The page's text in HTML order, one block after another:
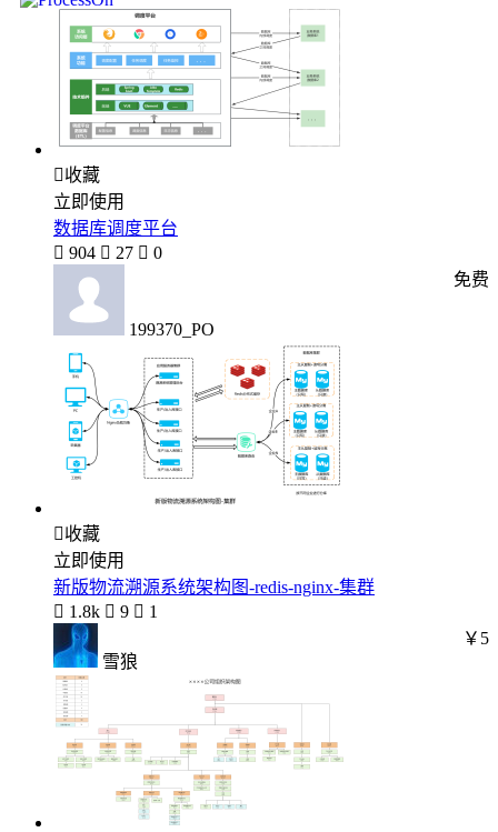
收藏
立即使用
数据库调度平台
 904  27  0
199370_PO
免费
收藏
立即使用
新版物流溯源系统架构图-redis-nginx-集群
 1.8k  9  1
雪狼
￥5